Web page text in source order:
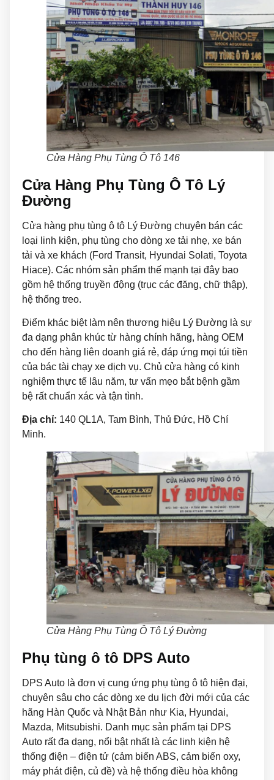
Cửa Hàng Phụ Tùng Ô Tô 146
Cửa Hàng Phụ Tùng Ô Tô Lý
Đường
Cửa hàng phụ tùng ô tô Lý Đường chuyên bán các
loại linh kiện, phụ tùng cho dòng xe tải nhẹ, xe bán
tải và xe khách (Ford Transit, Hyundai Solati, Toyota
Hiace). Các nhóm sản phẩm thế mạnh tại đây bao
gồm hệ thống truyền động (trục các đăng, chữ thập),
hệ thống treo.
Điểm khác biệt làm nên thương hiệu Lý Đường là sự
đa dạng phân khúc từ hàng chính hãng, hàng OEM
cho đến hàng liên doanh giá rẻ, đáp ứng mọi túi tiền
của bác tài chạy xe dịch vụ. Chủ cửa hàng có kinh
nghiệm thực tế lâu năm, tư vấn mẹo bắt bệnh gầm
bệ rất chuẩn xác và tận tình.
Địa chỉ: 140 QL1A, Tam Bình, Thủ Đức, Hồ Chí
Minh.
Cửa Hàng Phụ Tùng Ô Tô Lý Đường
Phụ tùng ô tô DPS Auto
DPS Auto là đơn vị cung ứng phụ tùng ô tô hiện đại,
chuyên sâu cho các dòng xe du lịch đời mới của các
hãng Hàn Quốc và Nhật Bản như Kia, Hyundai,
Mazda, Mitsubishi. Danh mục sản phẩm tại DPS
Auto rất đa dạng, nổi bật nhất là các linh kiện hệ
thống điện – điện tử (cảm biến ABS, cảm biến oxy,
máy phát điện, củ đề) và hệ thống điều hòa không